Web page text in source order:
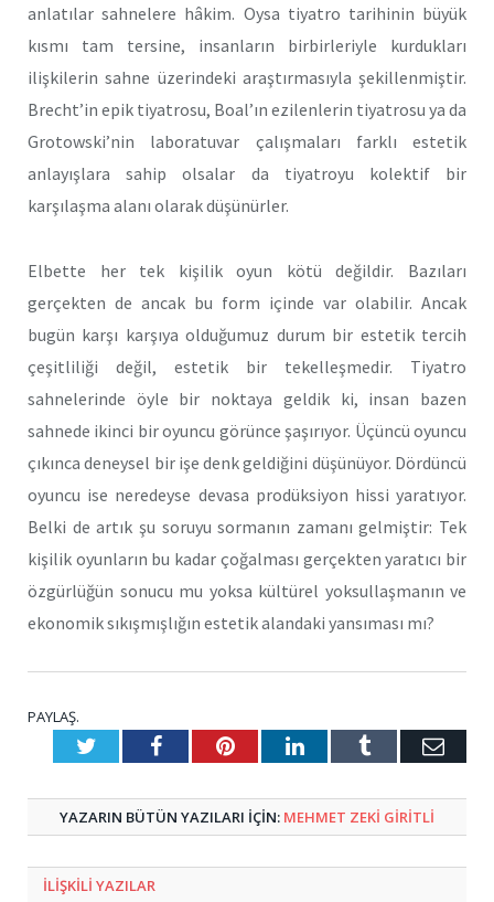
anlatılar sahnelere hâkim. Oysa tiyatro tarihinin büyük
kısmı tam tersine, insanların birbirleriyle kurdukları
ilişkilerin sahne üzerindeki araştırmasıyla şekillenmiştir.
Brecht’in epik tiyatrosu, Boal’ın ezilenlerin tiyatrosu ya da
Grotowski’nin laboratuvar çalışmaları farklı estetik
anlayışlara sahip olsalar da tiyatroyu kolektif bir
karşılaşma alanı olarak düşünürler.
Elbette her tek kişilik oyun kötü değildir. Bazıları
gerçekten de ancak bu form içinde var olabilir. Ancak
bugün karşı karşıya olduğumuz durum bir estetik tercih
çeşitliliği değil, estetik bir tekelleşmedir. Tiyatro
sahnelerinde öyle bir noktaya geldik ki, insan bazen
sahnede ikinci bir oyuncu görünce şaşırıyor. Üçüncü oyuncu
çıkınca deneysel bir işe denk geldiğini düşünüyor. Dördüncü
oyuncu ise neredeyse devasa prodüksiyon hissi yaratıyor.
Belki de artık şu soruyu sormanın zamanı gelmiştir: Tek
kişilik oyunların bu kadar çoğalması gerçekten yaratıcı bir
özgürlüğün sonucu mu yoksa kültürel yoksullaşmanın ve
ekonomik sıkışmışlığın estetik alandaki yansıması mı?
PAYLAŞ.
TwitterFacebookPinterestLinkedInTumblr E-
YAZARIN BÜTÜN YAZILARI IÇIN: MEHMET ZEKI GIRITLI
ILIŞKILI YAZILAR